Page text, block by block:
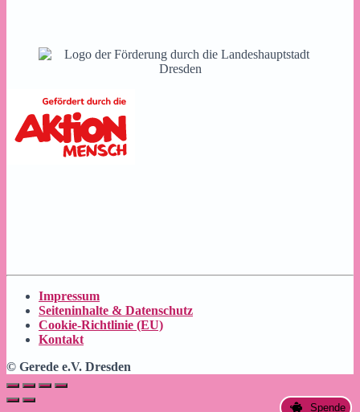
Impressum
Seiteninhalte & Datenschutz
Cookie-Richtlinie (EU)
Kontakt
© Gerede e.V. Dresden
Spende